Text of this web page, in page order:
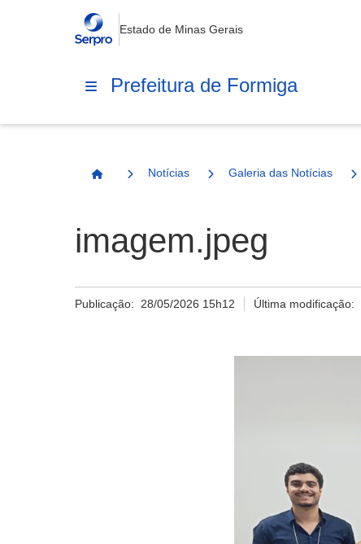
Estado de Minas Gerais
Prefeitura de Formiga
Página Inicial
Notícias Galeria das Notícias
imagem.jpeg
Publicação: 28/05/2026 15h12 Última modificação: